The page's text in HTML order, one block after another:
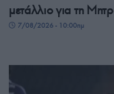
μετάλλιο για τη
7/08/2026 - 10:00πμ